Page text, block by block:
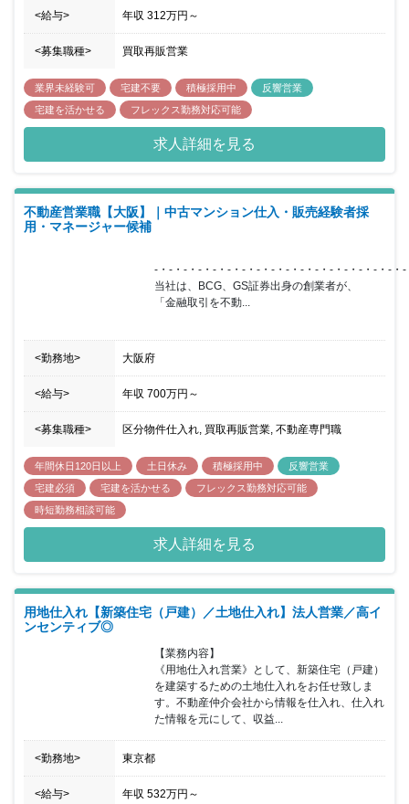
<給与> 年収 312万円 ～
<募集職種> 買取再販営業
業界未経験可 宅建不要 積極採用中
反響営業
宅建を活かせる
フレックス勤務対応可能
求人詳細を見る
不動産営業職【大阪】｜中古マンション仕入・販売経験者採
用・マネージャー候補
-・-・-・-・-・-・-・-・-・-・-・-・-・-・-・-・-・
当社は、BCG、GS証券出身の創業者が、
「金融取引を不動...
<勤務地> 大阪府
<給与> 年収 700万円 ～
<募集職種> 区分物件仕入れ, 買取再販営業, 不動産専門職
年間休日120日以上 土日休み 積極採用中
反響営業
宅建必須
宅建を活かせる
フレックス勤務対応可能
時短勤務相談可能
求人詳細を見る
用地仕入れ【新築住宅（戸建）／土地仕入れ】法人営業／高イ
ンセンティブ◎
【業務内容】
《用地仕入れ営業》として、新築住宅（戸建）
を建築するための土地仕入れをお任せ致しま
す。不動産仲介会社から情報を仕入れ、仕入れ
た情報を元にして、収益...
<勤務地> 東京都
<給与> 年収 532万円 ～